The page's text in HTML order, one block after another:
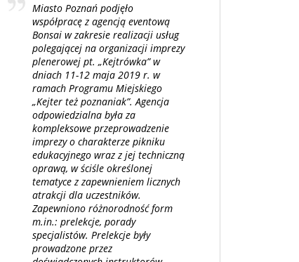
Miasto Poznań podjęło
współpracę z agencją eventową
Bonsai w zakresie realizacji usług
polegającej na organizacji imprezy
plenerowej pt. „Kejtrówka” w
dniach 11-12 maja 2019 r. w
ramach Programu Miejskiego
„Kejter też poznaniak”. Agencja
odpowiedzialna była za
kompleksowe przeprowadzenie
imprezy o charakterze pikniku
edukacyjnego wraz z jej techniczną
oprawą, w ściśle określonej
tematyce z zapewnieniem licznych
atrakcji dla uczestników.
Zapewniono różnorodność form
m.in.: prelekcje, porady
specjalistów. Prelekcje były
prowadzone przez